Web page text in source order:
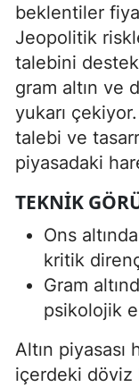
beklentiler
Jeopolitik
talebini
gram altın ve
yukarı
talebi ve
piyasadaki
TEKNIK
Ons
kritik
Gram
psikolojik
Altın
içerdeki döviz